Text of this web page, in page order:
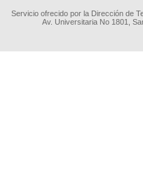
Servicio ofrecido por la Dirección de
Av. Universitaria No 1801,